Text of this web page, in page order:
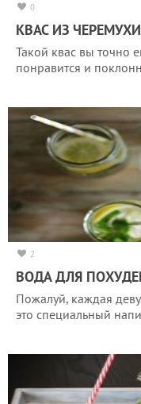
0
КВАС ИЗ ЧЕРЕМУХИ
Такой квас вы точно
понравится и
2
ВОДА ДЛЯ
Пожалуй, каждая
это специальный